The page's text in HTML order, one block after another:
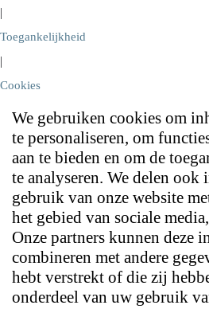
|
Toegankelijkheid
|
Cookies
We gebruiken cookies om
te personaliseren, om
aan te bieden en om de
te analyseren. We delen
gebruik van onze website
het gebied van sociale
Onze partners kunnen deze
combineren met andere
hebt verstrekt of die zij
onderdeel van uw gebruik